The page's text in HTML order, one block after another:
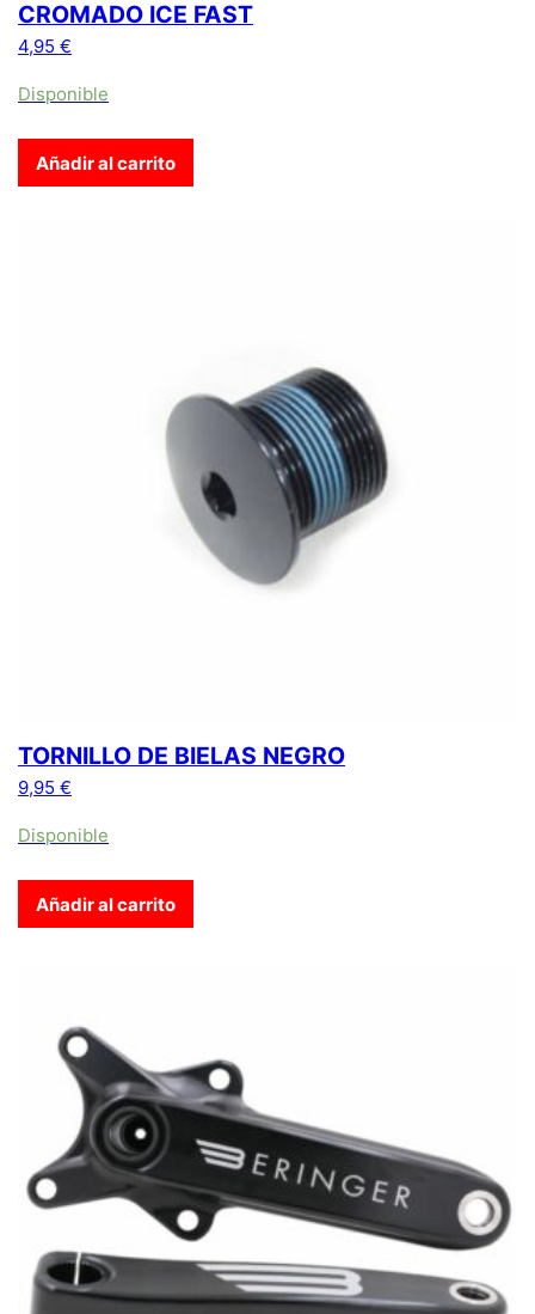
CROMADO ICE FAST
4,95 €
Disponible
Añadir al carrito
TORNILLO DE BIELAS NEGRO
9,95 €
Disponible
Añadir al carrito